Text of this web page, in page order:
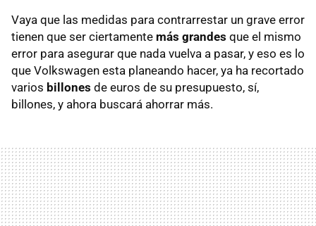
Vaya que las medidas para contrarrestar un grave error
tienen que ser ciertamente más grandes que el mismo
error para asegurar que nada vuelva a pasar, y eso es lo
que Volkswagen esta planeando hacer, ya ha recortado
varios billones de euros de su presupuesto, sí,
billones, y ahora buscará ahorrar más.